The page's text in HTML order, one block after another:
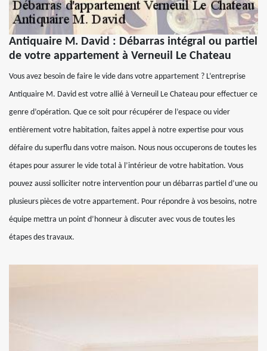
Antiquaire M. David : Débarras intégral ou partiel
de votre appartement à Verneuil Le Chateau
Vous avez besoin de faire le vide dans votre appartement ? L’entreprise
Antiquaire M. David est votre allié à Verneuil Le Chateau pour effectuer ce
genre d’opération. Que ce soit pour récupérer de l’espace ou vider
entièrement votre habitation, faites appel à notre expertise pour vous
défaire du superflu dans votre maison. Nous nous occuperons de toutes les
étapes pour assurer le vide total à l’intérieur de votre habitation. Vous
pouvez aussi solliciter notre intervention pour un débarras partiel d’une ou
plusieurs pièces de votre appartement. Pour répondre à vos besoins, notre
équipe mettra un point d’honneur à discuter avec vous de toutes les
étapes des travaux.